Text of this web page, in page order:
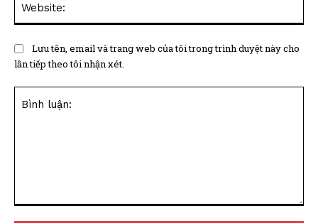
Lưu tên, email và trang web của tôi trong trình duyệt này cho
lần tiếp theo tôi nhận xét.